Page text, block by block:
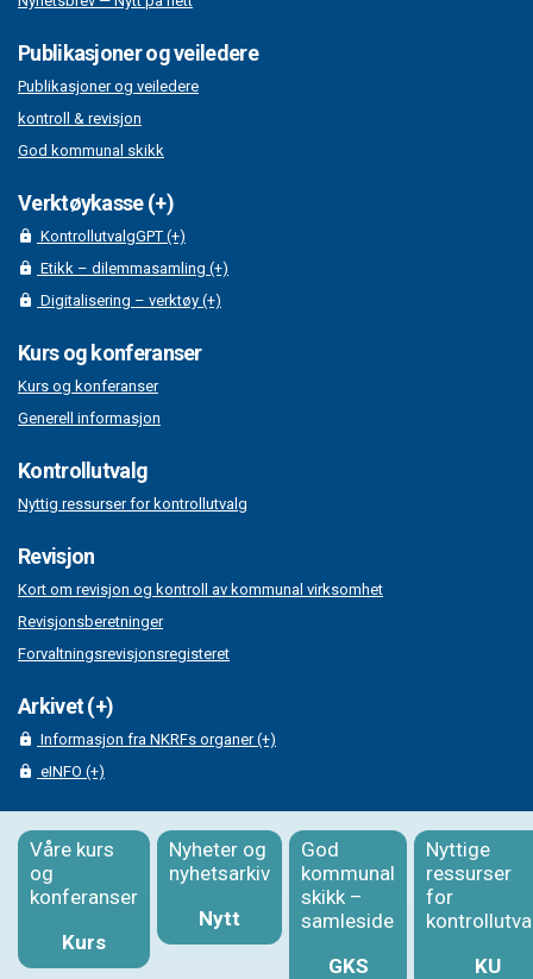
Publikasjoner og veiledere
Publikasjoner og veiledere
kontroll & revisjon
God kommunal skikk
Verktøykasse (+)
KontrollutvalgGPT (+)
Etikk – dilemmasamling (+)
Digitalisering – verktøy (+)
Kurs og konferanser
Kurs og konferanser
Generell informasjon
Kontrollutvalg
Nyttig ressurser for kontrollutvalg
Revisjon
Kort om revisjon og kontroll av kommunal virksomhet
Revisjonsberetninger
Forvaltningsrevisjonsregisteret
Arkivet (+)
Informasjon fra NKRFs organer (+)
eINFO (+)
Våre kurs
og
konferanser
Kurs
Nyheter og
nyhetsarkiv
Nytt
God
kommunal
skikk –
samleside
GKS
Nyttige
ressurser
for
KU